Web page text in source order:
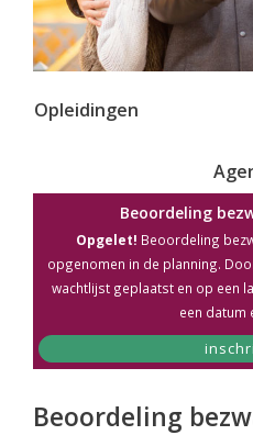
Opleidingen
Beoordeling
Opgelet! Beoordeling
opgenomen in de planning.
wachtlijst geplaatst en op een
een datum
Beoordeling